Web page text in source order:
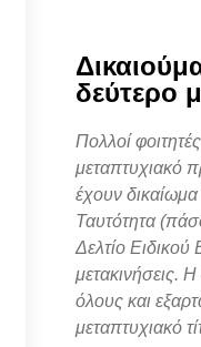
δεύτερο
Πολλοί
μεταπτυχιακό
έχουν
Ταυτότητα
Δελτίο Ειδικού
μετακινήσεις. Η
όλους και
μεταπτυχιακό